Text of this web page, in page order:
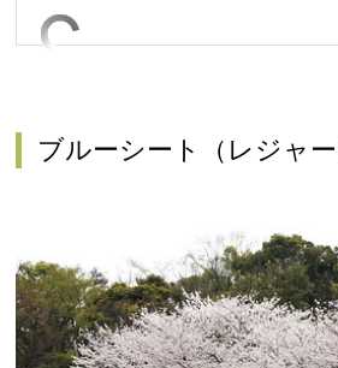
ブルーシート（レジャー